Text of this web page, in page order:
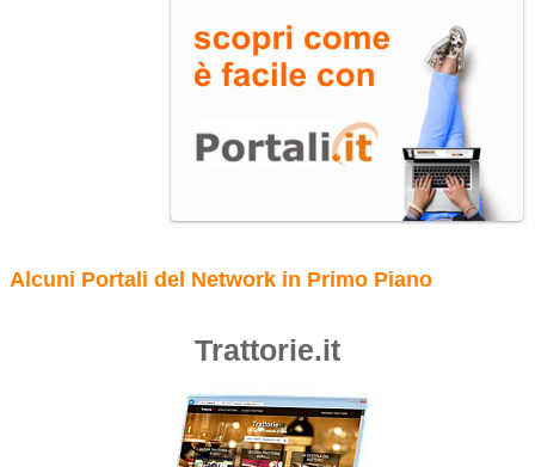
Alcuni Portali del Network in Primo Piano
Trattorie.it